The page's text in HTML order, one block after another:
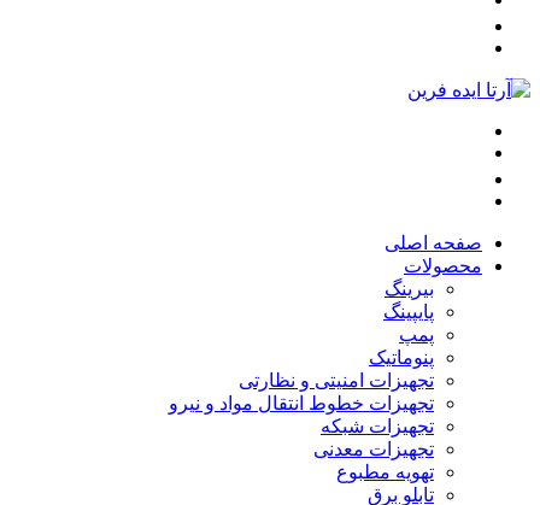
صفحه اصلی
محصولات
بیرینگ
پایپینگ
پمپ
پنوماتیک
تجهیزات امنیتی و نظارتی
تجهیزات خطوط انتقال مواد و نیرو
تجهیزات شبکه
تجهیزات معدنی
تهویه مطبوع
تابلو برق